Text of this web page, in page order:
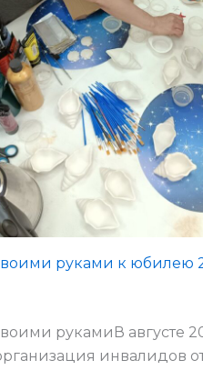
руками к юбилею
рукамиВ августе
инвалидов